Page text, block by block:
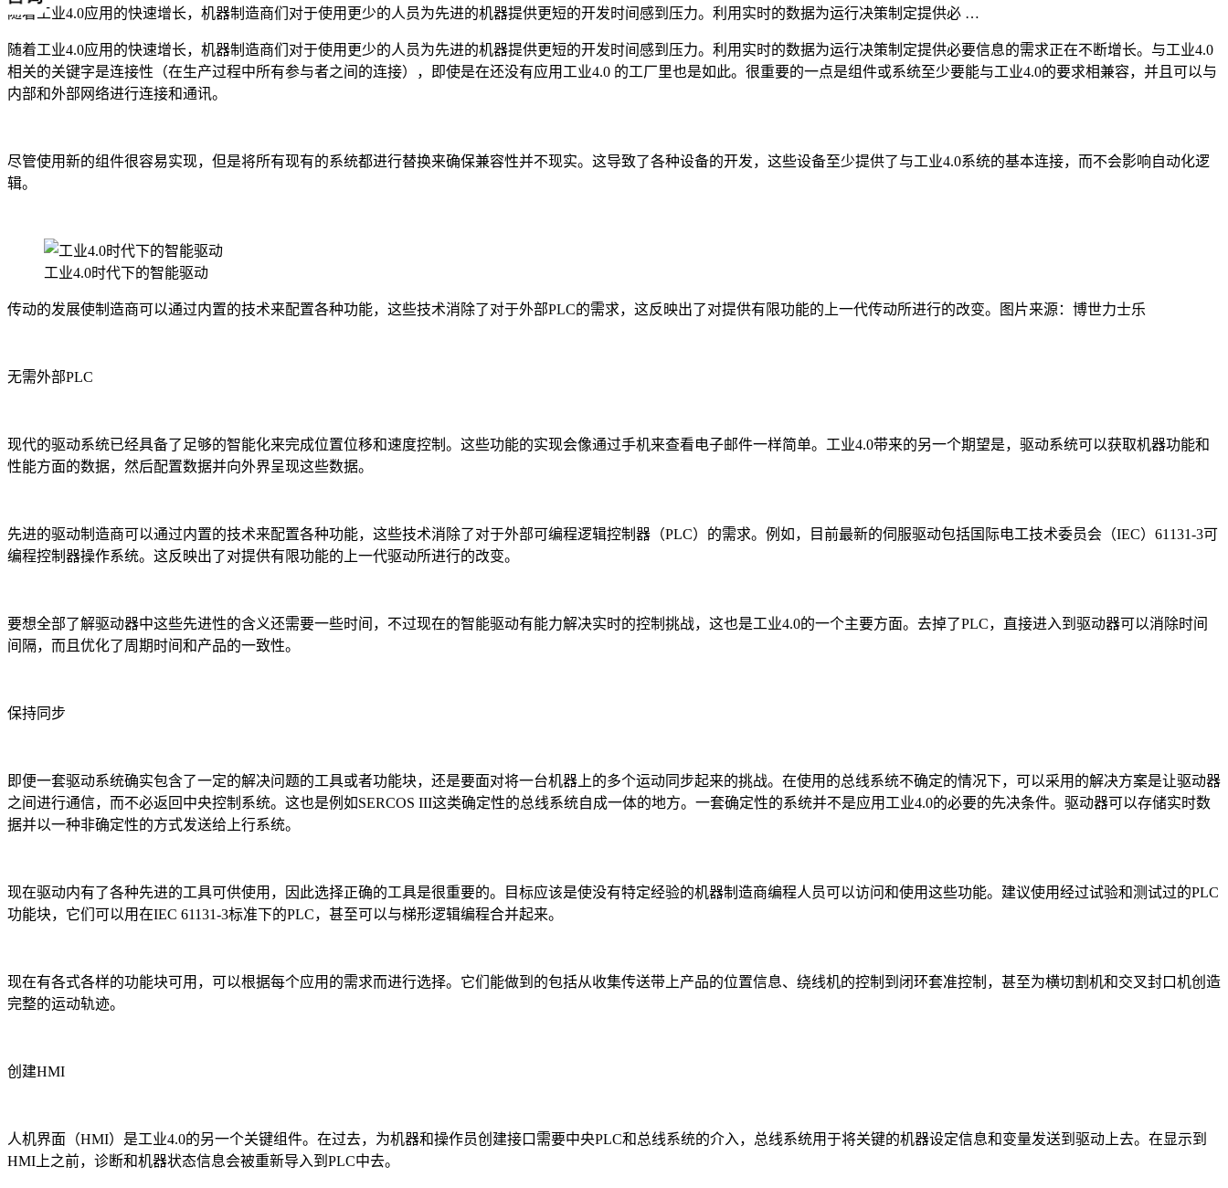
随着工业4.0应用的快速增长，机器制造商们对于使用更少的人员为先进的机器提供更短的开发时间感到压力。利用实时的数据为运行决策制定提供必 …
随着工业4.0应用的快速增长，机器制造商们对于使用更少的人员为先进的机器提供更短的开发时间感到压力。利用实时的数据为运行决策制定提供必要信息的需求正在不断增长。与工业4.0
相关的关键字是连接性（在生产过程中所有参与者之间的连接），即使是在还没有应用工业4.0 的工厂里也是如此。很重要的一点是组件或系统至少要能与工业4.0的要求相兼容，并且可以与
内部和外部网络进行连接和通讯。
尽管使用新的组件很容易实现，但是将所有现有的系统都进行替换来确保兼容性并不现实。这导致了各种设备的开发，这些设备至少提供了与工业4.0系统的基本连接，而不会影响自动化逻
辑。
工业4.0时代下的智能驱动
传动的发展使制造商可以通过内置的技术来配置各种功能，这些技术消除了对于外部PLC的需求，这反映出了对提供有限功能的上一代传动所进行的改变。图片来源：博世力士乐
无需外部PLC
现代的驱动系统已经具备了足够的智能化来完成位置位移和速度控制。这些功能的实现会像通过手机来查看电子邮件一样简单。工业4.0带来的另一个期望是，驱动系统可以获取机器功能和
性能方面的数据，然后配置数据并向外界呈现这些数据。
先进的驱动制造商可以通过内置的技术来配置各种功能，这些技术消除了对于外部可编程逻辑控制器（PLC）的需求。例如，目前最新的伺服驱动包括国际电工技术委员会（IEC）61131-3可
编程控制器操作系统。这反映出了对提供有限功能的上一代驱动所进行的改变。
要想全部了解驱动器中这些先进性的含义还需要一些时间，不过现在的智能驱动有能力解决实时的控制挑战，这也是工业4.0的一个主要方面。去掉了PLC，直接进入到驱动器可以消除时间
间隔，而且优化了周期时间和产品的一致性。
保持同步
即便一套驱动系统确实包含了一定的解决问题的工具或者功能块，还是要面对将一台机器上的多个运动同步起来的挑战。在使用的总线系统不确定的情况下，可以采用的解决方案是让驱动器
之间进行通信，而不必返回中央控制系统。这也是例如SERCOS III这类确定性的总线系统自成一体的地方。一套确定性的系统并不是应用工业4.0的必要的先决条件。驱动器可以存储实时数
据并以一种非确定性的方式发送给上行系统。
现在驱动内有了各种先进的工具可供使用，因此选择正确的工具是很重要的。目标应该是使没有特定经验的机器制造商编程人员可以访问和使用这些功能。建议使用经过试验和测试过的PLC
功能块，它们可以用在IEC 61131-3标准下的PLC，甚至可以与梯形逻辑编程合并起来。
现在有各式各样的功能块可用，可以根据每个应用的需求而进行选择。它们能做到的包括从收集传送带上产品的位置信息、绕线机的控制到闭环套准控制，甚至为横切割机和交叉封口机创造
完整的运动轨迹。
创建HMI
人机界面（HMI）是工业4.0的另一个关键组件。在过去，为机器和操作员创建接口需要中央PLC和总线系统的介入，总线系统用于将关键的机器设定信息和变量发送到驱动上去。在显示到
HMI上之前，诊断和机器状态信息会被重新导入到PLC中去。